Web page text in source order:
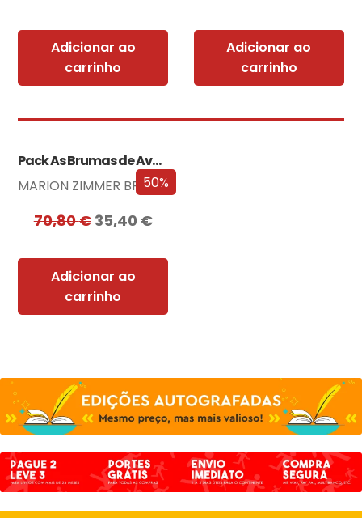
Adicionar ao
carrinho
Adicionar ao
carrinho
50%
Pack As Brumas de Avalon
MARION ZIMMER BRADLEY
70,80€ 35,40 €
Adicionar ao
carrinho